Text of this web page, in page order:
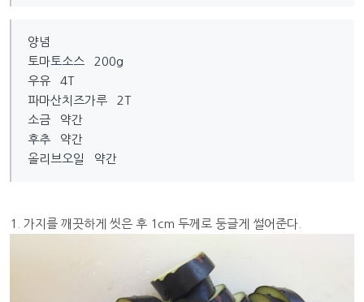
양념
토마토소스 200g
우유 4T
파마산치즈가루 2T
소금 약간
후추 약간
올리브오일 약간
1. 가지를 깨끗하게 씻은 후 1cm 두께로 둥글게 썰어준다.